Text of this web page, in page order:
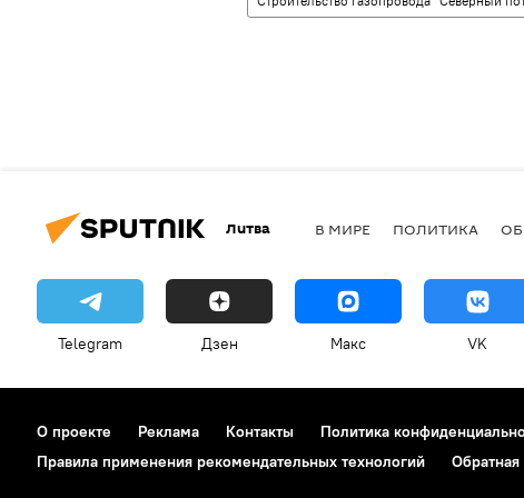
Литва В МИРЕ ПОЛИТИКА
Telegram Дзен Макс VK
О проекте Реклама Контакты Политика
Правила применения рекомендательных технологий
Обратная